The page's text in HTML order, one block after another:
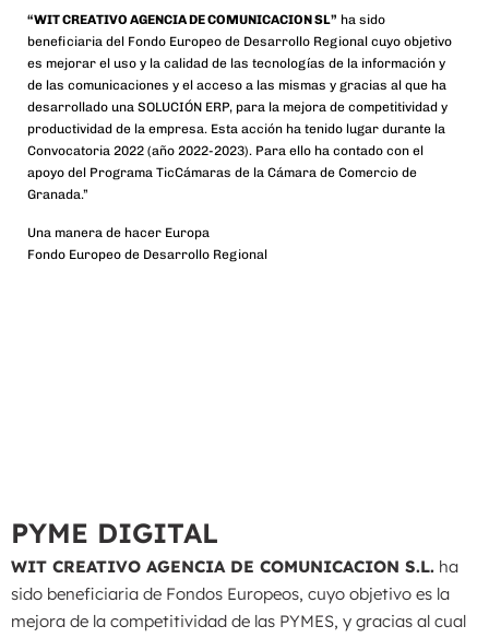
“WIT CREATIVO AGENCIA DE COMUNICACION SL” ha sido
beneficiaria del Fondo Europeo de Desarrollo Regional cuyo objetivo
es mejorar el uso y la calidad de las tecnologías de la información y
de las comunicaciones y el acceso a las mismas y gracias al que ha
desarrollado una SOLUCIÓN ERP, para la mejora de competitividad y
productividad de la empresa. Esta acción ha tenido lugar durante la
Convocatoria 2022 (año 2022-2023). Para ello ha contado con el
apoyo del Programa TicCámaras de la Cámara de Comercio de
Granada.”
Una manera de hacer Europa
Fondo Europeo de Desarrollo Regional
PYME DIGITAL
WIT CREATIVO AGENCIA DE COMUNICACION S.L. ha
sido beneficiaria de Fondos Europeos, cuyo objetivo es la
mejora de la competitividad de las PYMES, y gracias al cual